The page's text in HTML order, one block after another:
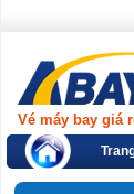
Vé máy bay giá